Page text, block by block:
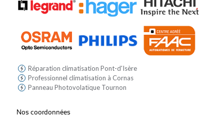
Réparation climatisation Pont-d'Isère
Professionnel climatisation à Cornas
Panneau Photovolatïque Tournon
Nos coordonnées